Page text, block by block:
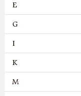
E
G
I
K
M